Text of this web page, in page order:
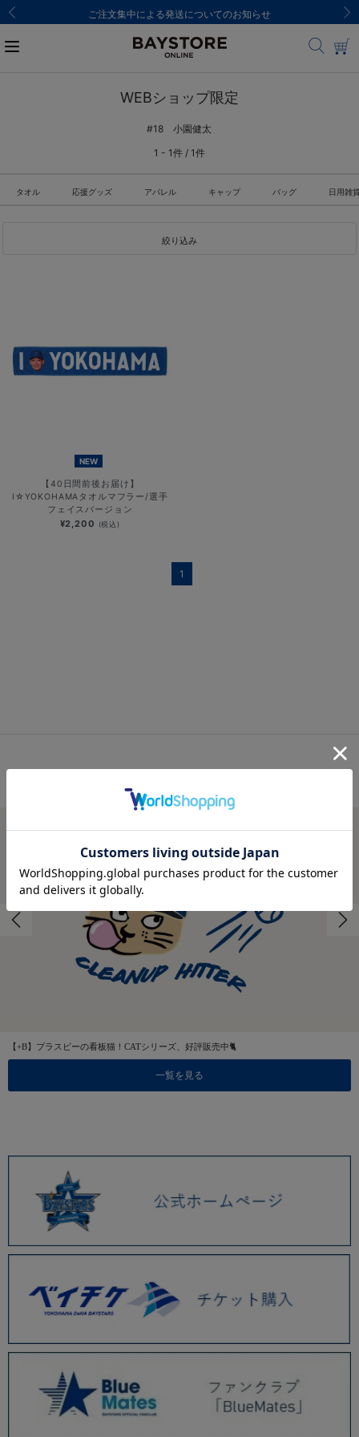
ご注文集中による発送についてのお知らせ
WEBショップ限定
#18 小園健太
1 - 1件 / 1件
タオル 応援グッズ アパレル キャップ バッグ 日用雑
絞り込み
NEW
【40日間前後お届け】
I☆YOKOHAMAタオルマフラー/選手
フェイスバージョン
¥2,200 (税込)
1
FEATURES
【+B】プラスビーの看板猫！CATシリーズ、好評販売中🐈
一覧を見る